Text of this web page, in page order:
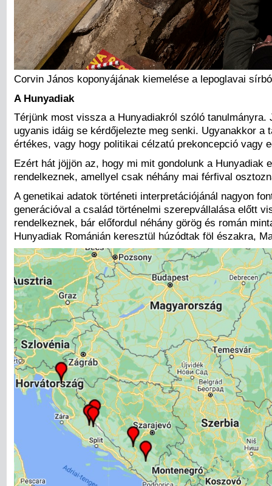
Corvin János koponyájának kiemelése a lepoglavai
A Hunyadiak
Térjünk most vissza a Hunyadiakról szóló
ugyanis idáig se kérdőjelezte meg senki. Ugyanakkor
értékes, vagy hogy politikai célzatú prekoncepció vagy
Ezért hát jöjjön az, hogy mi mit gondolunk a Hunyadiak
rendelkeznek, amellyel csak néhány mai férfival
A genetikai adatok történeti interpretációjánál nagyon
generációval a család történelmi szerepvállalása előtt
rendelkeznek, bár előfordul néhány görög és román
Hunyadiak Románián keresztül húzódtak föl északra,